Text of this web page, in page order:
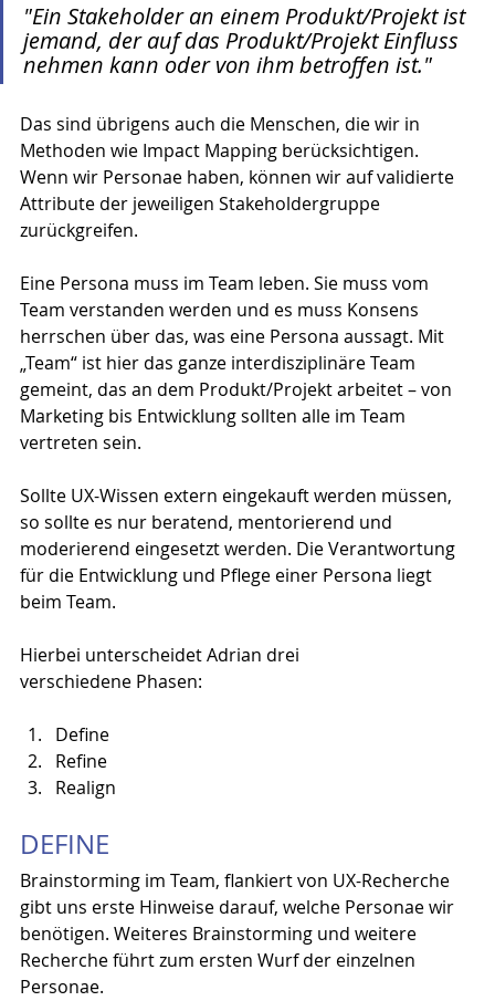
"Ein Stakeholder an einem Produkt/Projekt ist
jemand, der auf das Produkt/Projekt Einfluss
nehmen kann oder von ihm betroffen ist."
Das sind übrigens auch die Menschen, die wir in
Methoden wie Impact Mapping berücksichtigen.
Wenn wir Personae haben, können wir auf validierte
Attribute der jeweiligen Stakeholdergruppe
zurückgreifen.
Eine Persona muss im Team leben. Sie muss vom
Team verstanden werden und es muss Konsens
herrschen über das, was eine Persona aussagt. Mit
„Team“ ist hier das ganze interdisziplinäre Team
gemeint, das an dem Produkt/Projekt arbeitet – von
Marketing bis Entwicklung sollten alle im Team
vertreten sein.
Sollte UX-Wissen extern eingekauft werden müssen,
so sollte es nur beratend, mentorierend und
moderierend eingesetzt werden. Die Verantwortung
für die Entwicklung und Pflege einer Persona liegt
beim Team.
Hierbei unterscheidet Adrian drei
verschiedene Phasen:
Define
Refine
Realign
DEFINE
Brainstorming im Team, flankiert von UX-Recherche
gibt uns erste Hinweise darauf, welche Personae wir
benötigen. Weiteres Brainstorming und weitere
Recherche führt zum ersten Wurf der einzelnen
Personae.